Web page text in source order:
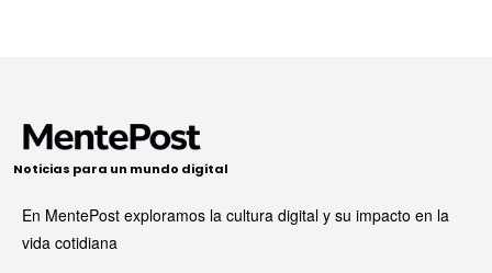
Noticias para un mundo digital
En MentePost exploramos la cultura digital y su impacto en la
vida cotidiana